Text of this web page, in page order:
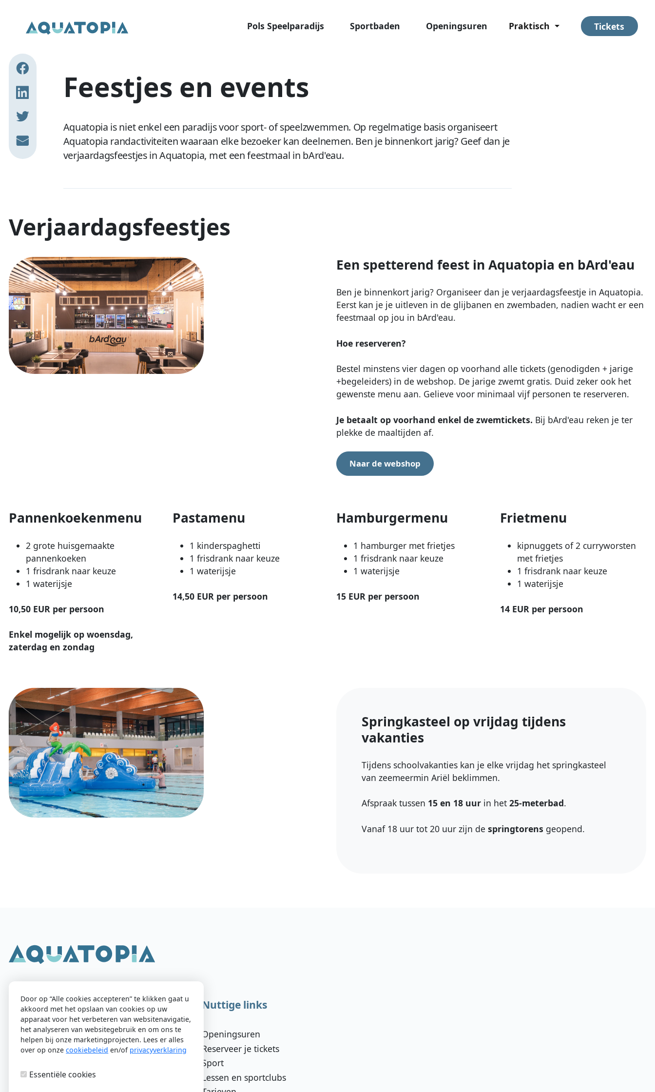
Pols Speelparadijs
Sportbaden Openingsuren Praktisch Tickets
Feestjes en events
Aquatopia is niet enkel een paradijs voor sport- of speelzwemmen. Op regelmatige basis organiseert
Aquatopia randactiviteiten waaraan elke bezoeker kan deelnemen. Ben je binnenkort jarig? Geef dan je
verjaardagsfeestjes in Aquatopia, met een feestmaal in bArd'eau.
Verjaardagsfeestjes
Een spetterend feest in Aquatopia en bArd'eau
Ben je binnenkort jarig? Organiseer dan je verjaardagsfeestje in Aquatopia.
Eerst kan je je uitleven in de glijbanen en zwembaden, nadien wacht er een
feestmaal op jou in bArd'eau.
Hoe reserveren?
Bestel minstens vier dagen op voorhand alle tickets (genodigden + jarige
+begeleiders) in de webshop. De jarige zwemt gratis. Duid zeker ook het
gewenste menu aan. Gelieve voor minimaal vijf personen te reserveren.
Je betaalt op voorhand enkel de zwemtickets. Bij bArd'eau reken je ter
plekke de maaltijden af.
Naar de webshop
Pannenkoekenmenu
2 grote huisgemaakte
pannenkoeken
1 frisdrank naar keuze
1 waterijsje
10,50 EUR per persoon
Enkel mogelijk op woensdag,
zaterdag en zondag
Pastamenu
1 kinderspaghetti
1 frisdrank naar keuze
1 waterijsje
14,50 EUR per persoon
Hamburgermenu
1 hamburger met frietjes
1 frisdrank naar keuze
1 waterijsje
15 EUR per persoon
Frietmenu
kipnuggets of 2 curryworsten
met frietjes
1 frisdrank naar keuze
1 waterijsje
14 EUR per persoon
Springkasteel op vrijdag tijdens
vakanties
Tijdens schoolvakanties kan je elke vrijdag het springkasteel
van zeemeermin Ariël beklimmen.
Afspraak tussen 15 en 18 uur in het25-meterbad.
Vanaf 18 uur tot 20 uur zijn despringtorens geopend.
Aquatopia
Zwembadlaan 2, 9300 Aalst
053 72 38 75
Nuttige links
Openingsuren
Reserveer je tickets
Sport
Lessen en sportclubs
Door op “Alle cookies accepteren” te klikken gaat u
akkoord met het opslaan van cookies op uw
apparaat voor het verbeteren van websitenavigatie,
het analyseren van websitegebruik en om ons te
helpen bij onze marketingprojecten. Lees er alles
over op onzecookiebeleid en/of privacyverklaring
Essentiële cookies